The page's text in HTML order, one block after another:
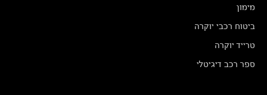
מימון
ביטוח רכבי יוקרה
טרייד יוקרה
ספר רכב דיגיטלי